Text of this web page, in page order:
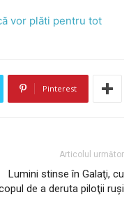
vor plăti pentru tot
Pinterest
Articolul următor
Lumini stinse în Galaţi, cu
de a deruta piloţii ruşi